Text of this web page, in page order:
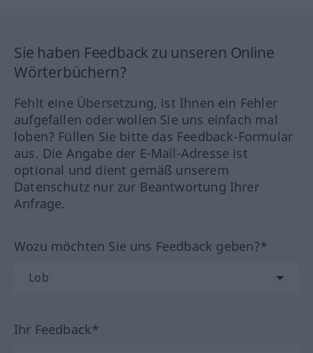
Sie haben Feedback zu unseren Online
Wörterbüchern?
Fehlt eine Übersetzung, ist Ihnen ein Fehler
aufgefallen oder wollen Sie uns einfach mal
loben? Füllen Sie bitte das Feedback-Formular
aus. Die Angabe der E-Mail-Adresse ist
optional und dient gemäß unserem
Datenschutz nur zur Beantwortung Ihrer
Anfrage.
Wozu möchten Sie uns Feedback geben?*
Ihr Feedback*